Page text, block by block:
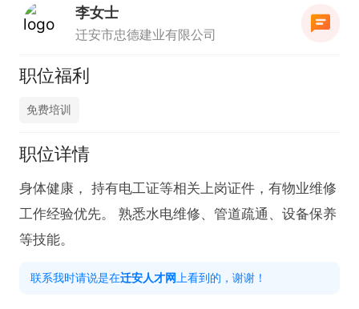
李女士
迁安市忠德建业有限公司
职位福利
免费培训
职位详情
身体健康， 持有电工证等相关上岗证件，有物业维修
工作经验优先。 熟悉水电维修、管道疏通、设备保养
等技能。
联系我时请说是在迁安人才网 上看到的，谢谢！